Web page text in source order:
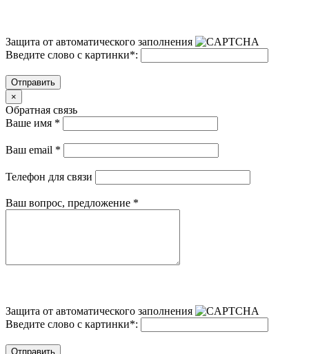
Защита от автоматического заполнения
Введите слово с картинки*:
Отправить
×
Обратная связь
Ваше имя *
Ваш email *
Телефон для связи
Ваш вопрос, предложение *
Защита от автоматического заполнения
Введите слово с картинки*:
Отправить